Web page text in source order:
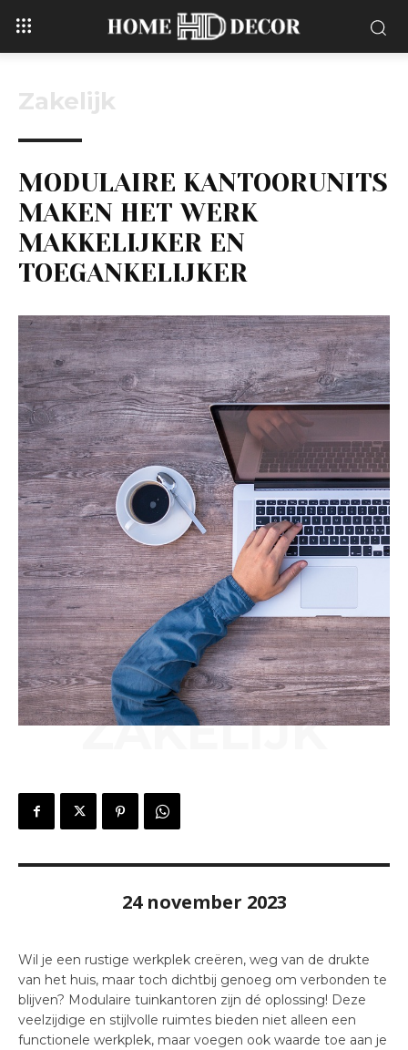
Zakelijk
MODULAIRE KANTOORUNITS
MAKEN HET WERK
MAKKELIJKER EN
TOEGANKELIJKER
ZAKELIJK
24 november 2023
Wil je een rustige werkplek creëren, weg van de drukte
van het huis, maar toch dichtbij genoeg om verbonden te
blijven? Modulaire tuinkantoren zijn dé oplossing! Deze
veelzijdige en stijlvolle ruimtes bieden niet alleen een
functionele werkplek, maar voegen ook waarde toe aan je